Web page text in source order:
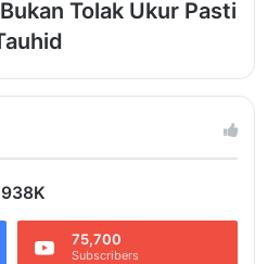
Tolak Ukur Pasti
938K
75,700
Subscribers